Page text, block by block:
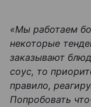
«Мы работаем
некоторые
заказывают
соус, то
правило,
Попробовать